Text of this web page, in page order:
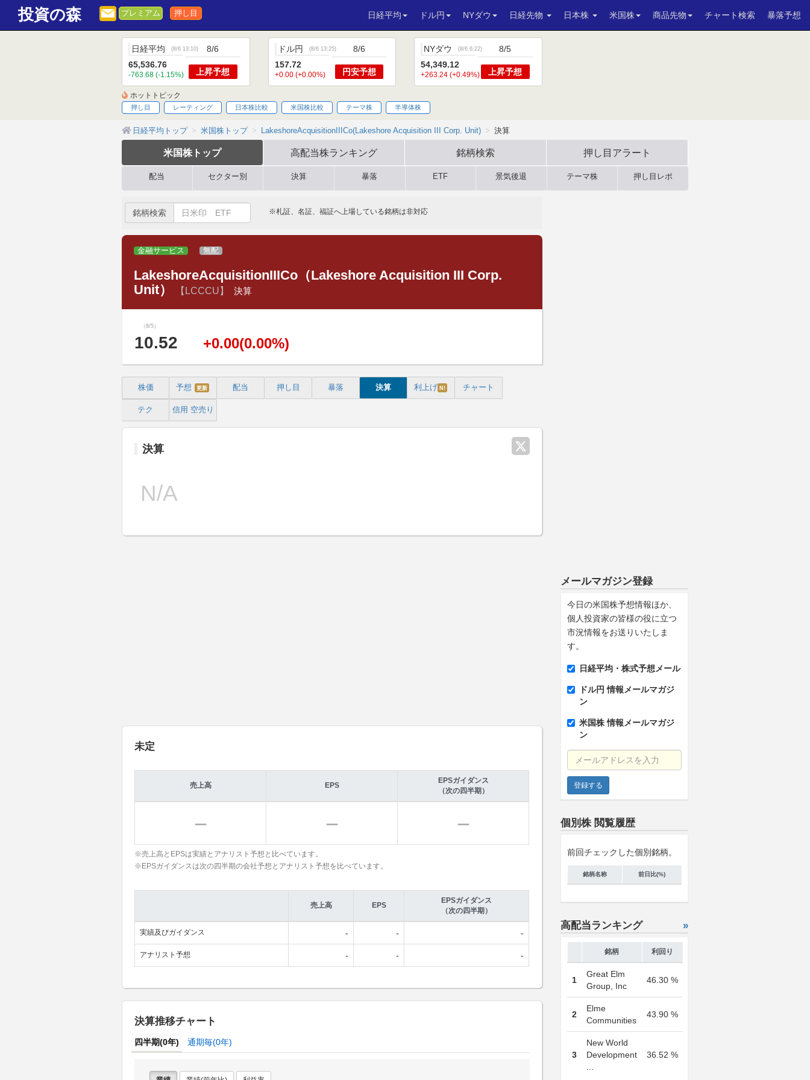
投資の森 プレミアム 押し目 日経平均 ドル円 NYダウ 日経先物 日本株 米国株 商品先物 チャート検索 暴落予想
日経平均 (8/6 13:10)
65,536.76
-763.68 (-1.15%)
8/6
上昇予想
ドル円 (8/6 13:25)
157.72
+0.00 (+0.00%)
8/6
円安予想
NYダウ (8/6 6:22)
54,349.12
+263.24 (+0.49%)
8/5
上昇予想
ホットトピック
押し目 レーティング 日本株比較 米国株比較 テーマ株 半導体株
日経平均トップ 米国株トップ LakeshoreAcquisitionIIICo(Lakeshore Acquisition III Corp. Unit) 決算
米国株 トップ 高配当株ランキング 銘柄検索 押し目アラート
配当 セクター別 決算 暴落 ETF 景気後退 テーマ株 押し目レポ
銘柄検索 ※札証、名証、福証へ上場している銘柄は非対応
金融サービス 無配
LakeshoreAcquisitionIIICo（Lakeshore Acquisition III Corp.
Unit）
【LCCCU】 決算
（8/5）
10.52 +0.00(0.00%)
株価 予想 更新 配当 押し目 暴落 決算 利上げ N! チャート
テク 信用 空売り
決算
未定
売上高 EPS
EPSガイダンス
（次の四半期）
※売上高とEPSは実績とアナリスト予想と比べています。
※EPSガイダンスは次の四半期の会社予想とアナリスト予想を比べています。
売上高 EPS
EPSガイダンス
（次の四半期）
実績及びガイダンス - - -
アナリスト予想 - - -
決算推移チャート
四半期(0年) 通期毎(0年)
メールマガジン登録
今日の米国株予想情報ほか、
個人投資家の皆様の役に立つ
市況情報をお送りいたしま
す。
日経平均・株式予想メール
ドル円 情報メールマガジ
ン
米国株 情報メールマガジ
ン
メールアドレスを入力
個別株 閲覧履歴
前回チェックした個別銘柄。
銘柄名称 前日比(%)
高配当ランキング »
銘柄 利回り
1
Great Elm
Group, Inc
46.30 %
2
Elme
Communities
43.90 %
3
New World
Development
36.52 %